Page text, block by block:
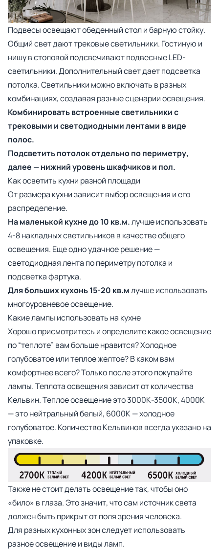
Подвесы освещают обеденный стол и барную стойку.
Общий свет дают трековые светильники. Гостиную и
нишу в столовой подсвечивают подвесные LED-
светильники. Дополнительный свет дает подсветка
потолка. Светильники можно включать в разных
комбинациях, создавая разные сценарии освещения.
Комбинировать встроенные светильники с
трековыми и светодиодными лентами в виде
полос.
Подсветить потолок отдельно по периметру,
далее — нижний уровень шкафчиков и пол.
Как осветить кухни разной площади
От размера кухни зависит выбор освещения и его
распределение.
На маленькой кухне до 10 кв.м.лучше использовать
4-8 накладных светильников в качестве общего
освещения. Еще одно удачное решение —
светодиодная лента по периметру потолка и
подсветка фартука.
Для больших кухонь 15-20 кв.млучше использовать
многоуровневое освещение.
Какие лампы использовать на кухне
Хорошо присмотритесь и определите какое освещение
по “теплоте” вам больше нравится? Холодное
голубоватое или теплое желтое? В каком вам
комфортнее всего? Только после этого покупайте
лампы. Теплота освещения зависит от количества
Кельвин. Теплое освещение это 3000К-3500К, 4000К
— это нейтральный белый, 6000К — холодное
голубоватое. Количество Кельвинов всегда указано на
упаковке.
Также не стоит делать освещение так, чтобы оно
«било» в глаза. Это значит, что сам источник света
должен быть прикрыт от поля зрения человека.
Для разных кухонных зон следует использовать
разное освещение и виды ламп.